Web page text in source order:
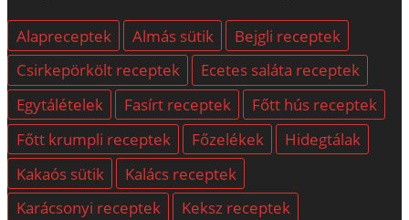
Alapreceptek Almás sütik
Bejgli receptek
Csirkepörkölt receptek
Ecetes saláta receptek
Egytálételek
Fasírt receptek
Főtt hús receptek
Főtt krumpli receptek
Főzelékek
Hidegtálak
Kakaós sütik
Kalács receptek
Karácsonyi receptek
Keksz receptek